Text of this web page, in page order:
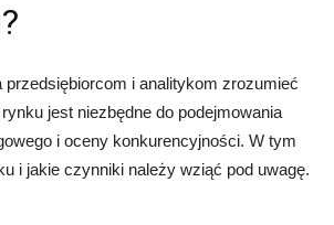
i analitykom zrozumieć
jest niezbędne do podejmowania
i oceny konkurencyjności. W tym
i jakie czynniki należy wziąć pod uwagę.